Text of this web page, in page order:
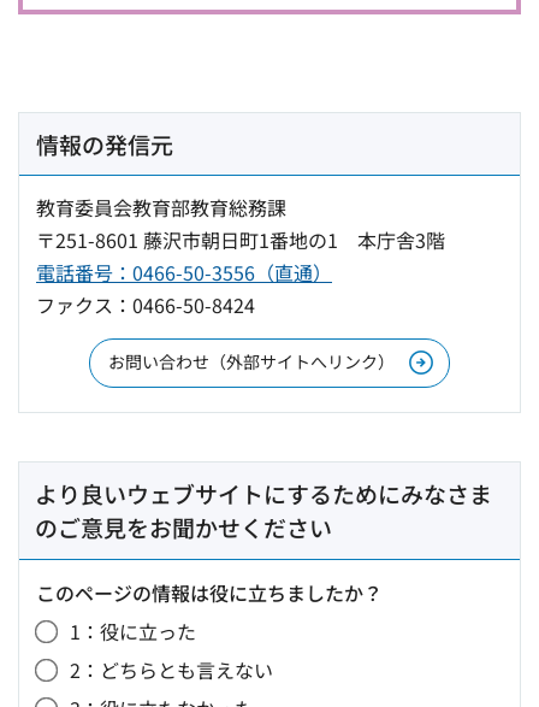
情報の発信元
教育委員会教育部教育総務課
〒251-8601 藤沢市朝日町1番地の1 本庁舎3階
電話番号：0466-50-3556（直通）
ファクス：0466-50-8424
お問い合わせ（外部サイトへリンク）
より良いウェブサイトにするためにみなさま
のご意見をお聞かせください
このページの情報は役に立ちましたか？
1：役に立った
2：どちらとも言えない